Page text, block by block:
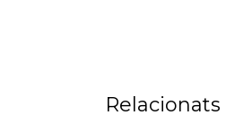
Relacionats